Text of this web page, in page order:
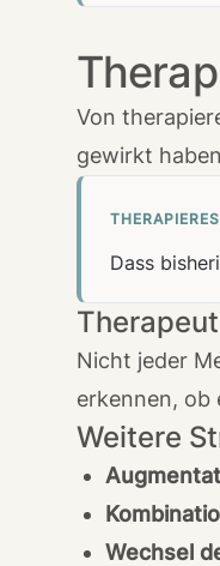
Von
gewirkt
Dass
Nicht jeder
erkennen, ob
Weitere
Wechsel